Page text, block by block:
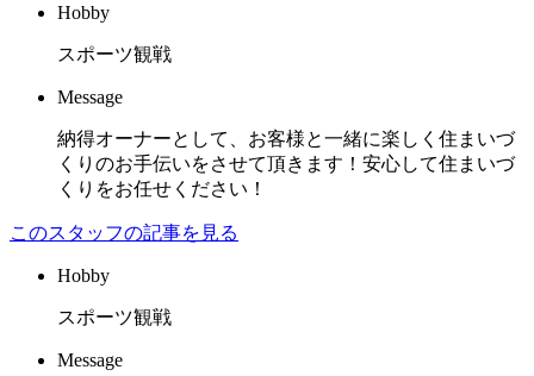
Hobby
スポーツ観戦
Message
納得オーナーとして、お客様と一緒に楽しく住まいづ
くりのお手伝いをさせて頂きます！安心して住まいづ
くりをお任せください！
このスタッフの記事を見る
Hobby
スポーツ観戦
Message